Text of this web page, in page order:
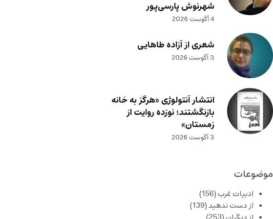
شهرنوش پارسی‌پور
4 آگوست 2026
شعری از آزاده طاهایی
3 آگوست 2026
انتشار آنتولوژی «هرگز به خانه
بازنگشتند؛ نوزده روایت از
زمستان»
3 آگوست 2026
موضوعات
ادبیات غرب(156)
از دست ندهید(139)